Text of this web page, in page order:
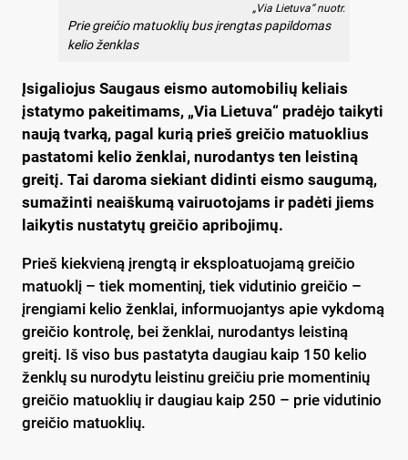
„Via Lietuva“ nuotr.
Prie greičio matuoklių bus įrengtas papildomas
kelio ženklas
Įsigaliojus Saugaus eismo automobilių keliais
įstatymo pakeitimams, „Via Lietuva“ pradėjo taikyti
naują tvarką, pagal kurią prieš greičio matuoklius
pastatomi kelio ženklai, nurodantys ten leistiną
greitį. Tai daroma siekiant didinti eismo saugumą,
sumažinti neaiškumą vairuotojams ir padėti jiems
laikytis nustatytų greičio apribojimų.
Prieš kiekvieną įrengtą ir eksploatuojamą greičio
matuoklį – tiek momentinį, tiek vidutinio greičio –
įrengiami kelio ženklai, informuojantys apie vykdomą
greičio kontrolę, bei ženklai, nurodantys leistiną
greitį. Iš viso bus pastatyta daugiau kaip 150 kelio
ženklų su nurodytu leistinu greičiu prie momentinių
greičio matuoklių ir daugiau kaip 250 – prie vidutinio
greičio matuoklių.